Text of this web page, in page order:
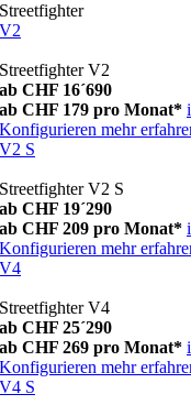
Streetfighter
V2
Streetfighter V2
ab CHF 16´690
ab CHF 179 pro Monat* i
Konfigurieren mehr
V2 S
Streetfighter V2 S
ab CHF 19´290
ab CHF 209 pro Monat* i
Konfigurieren mehr
V4
Streetfighter V4
ab CHF 25´290
ab CHF 269 pro Monat* i
Konfigurieren mehr
V4 S